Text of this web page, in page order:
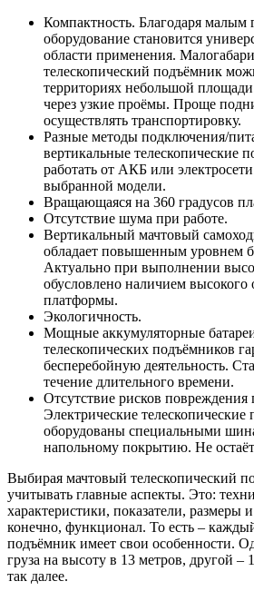
Компактность. Благодаря малым
оборудование становится
области применения.
телескопический подъёмник
территориях небольшой
через узкие проёмы. Проще
осуществлять транспортировку.
Разные методы подключения/
вертикальные телескопические
работать от АКБ или
выбранной модели.
Вращающаяся на 360 градусов
Отсутствие шума при работе.
Вертикальный мачтовый
обладает повышенным уровнем
Актуально при выполнении
обусловлено наличием высокого
платформы.
Экологичность.
Мощные аккумуляторные
телескопических подъёмников
бесперебойную деятельность.
течение длительного времени.
Отсутствие рисков повреждения
Электрические телескопические
оборудованы специальными
напольному покрытию. Не
Выбирая мачтовый телескопический
учитывать главные аспекты. Это:
характеристики, показатели, размеры
конечно, функционал. То есть –
подъёмник имеет свои особенности.
груза на высоту в 13 метров, другой –
так далее.